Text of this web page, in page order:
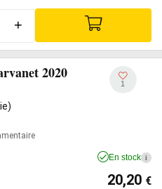
+
2020
1
En stock i
20,20 €